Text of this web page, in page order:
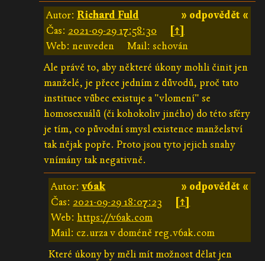
» odpovědět «
Autor: Richard Fuld
Čas: 2021-09-29 17:58:30
[↑]
Web: neuveden
Mail: schován
Ale právě to, aby některé úkony mohli činit jen
manželé, je přece jedním z důvodů, proč tato
instituce vůbec existuje a "vlomení" se
homosexuálů (či kohokoliv jiného) do této sféry
je tím, co původní smysl existence manželství
tak nějak popře. Proto jsou tyto jejich snahy
vnímány tak negativně.
» odpovědět «
Autor:v6ak
Čas: 2021-09-29 18:07:23
[↑]
Web:https://v6ak.com
Mail: cz.urza v doméně reg.v6ak.com
Které úkony by měli mít možnost dělat jen